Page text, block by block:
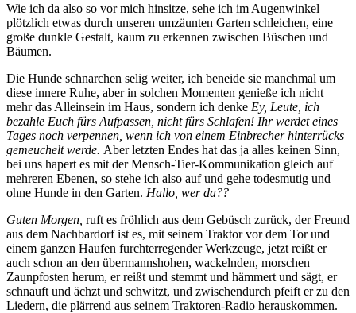
Wie ich da also so vor mich hinsitze, sehe ich im Augenwinkel
plötzlich etwas durch unseren umzäunten Garten schleichen, eine
große dunkle Gestalt, kaum zu erkennen zwischen Büschen und
Bäumen.
Die Hunde schnarchen selig weiter, ich beneide sie manchmal um
diese innere Ruhe, aber in solchen Momenten genieße ich nicht
mehr das Alleinsein im Haus, sondern ich denke Ey, Leute, ich
bezahle Euch fürs Aufpassen, nicht fürs Schlafen! Ihr werdet eines
Tages noch verpennen, wenn ich von einem Einbrecher hinterrücks
gemeuchelt werde. Aber letzten Endes hat das ja alles keinen Sinn,
bei uns hapert es mit der Mensch-Tier-Kommunikation gleich auf
mehreren Ebenen, so stehe ich also auf und gehe todesmutig und
ohne Hunde in den Garten. Hallo, wer da??
Guten Morgen, ruft es fröhlich aus dem Gebüsch zurück, der Freund
aus dem Nachbardorf ist es, mit seinem Traktor vor dem Tor und
einem ganzen Haufen furchterregender Werkzeuge, jetzt reißt er
auch schon an den übermannshohen, wackelnden, morschen
Zaunpfosten herum, er reißt und stemmt und hämmert und sägt, er
schnauft und ächzt und schwitzt, und zwischendurch pfeift er zu den
Liedern, die plärrend aus seinem Traktoren-Radio herauskommen.